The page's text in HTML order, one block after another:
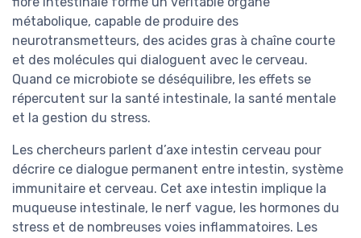
métabolique, capable de produire des
neurotransmetteurs, des acides gras à chaîne courte
et des molécules qui dialoguent avec le cerveau.
Quand ce microbiote se déséquilibre, les effets se
répercutent sur la santé intestinale, la santé mentale
et la gestion du stress.
Les chercheurs parlent d’axe intestin cerveau pour
décrire ce dialogue permanent entre intestin, système
immunitaire et cerveau. Cet axe intestin implique la
muqueuse intestinale, le nerf vague, les hormones du
stress et de nombreuses voies inflammatoires. Les